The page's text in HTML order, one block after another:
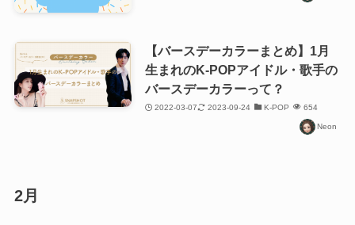
【バースデーカラーまとめ】1月
生まれのK-POPアイドル・歌手の
バースデーカラーって？
2022-03-07 2023-09-24 K-POP 654
Neon
2月